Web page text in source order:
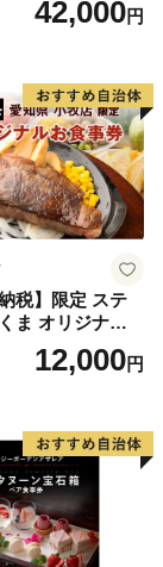
者へ「寄附
ます。
る場合は、送
」の案内に従
治体マイペー
額控除に係る
提出してくだ
なだけ コーンス
牧市 チケット 送
42,000円
税】限定 ステ
ま オリジナル
円 お好きなメ
なだけ コーンス
牧市 チケット 送
12,000円